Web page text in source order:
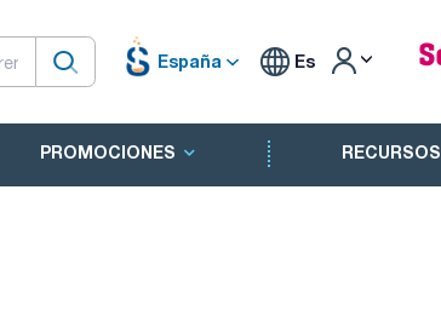
España Es
PROMOCIONES RECURSOS